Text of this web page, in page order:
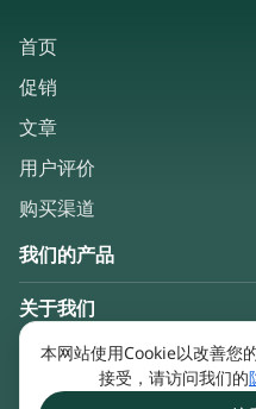
首页
促销
文章
用户评价
购买渠道
我们的产品
关于我们
本网站使用Cookie以改善您
接受，请访问我们的